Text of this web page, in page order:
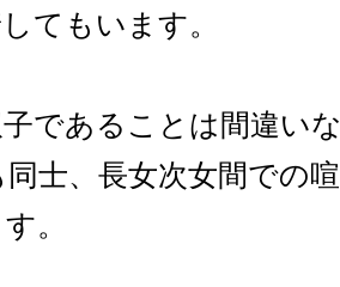
てもいます。
であることは間違い
士、長女次女間での
。